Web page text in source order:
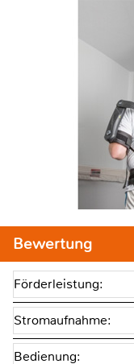
Bewertung
Förderleistung:
Stromaufnahme:
Bedienung: